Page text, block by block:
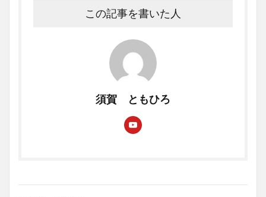
この記事を書いた人
須賀 ともひろ